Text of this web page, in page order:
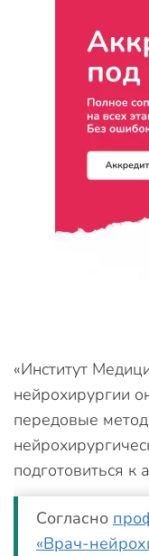
«Институт
нейрохирургии
передовые
подготовиться к
Согласно
«Врач-